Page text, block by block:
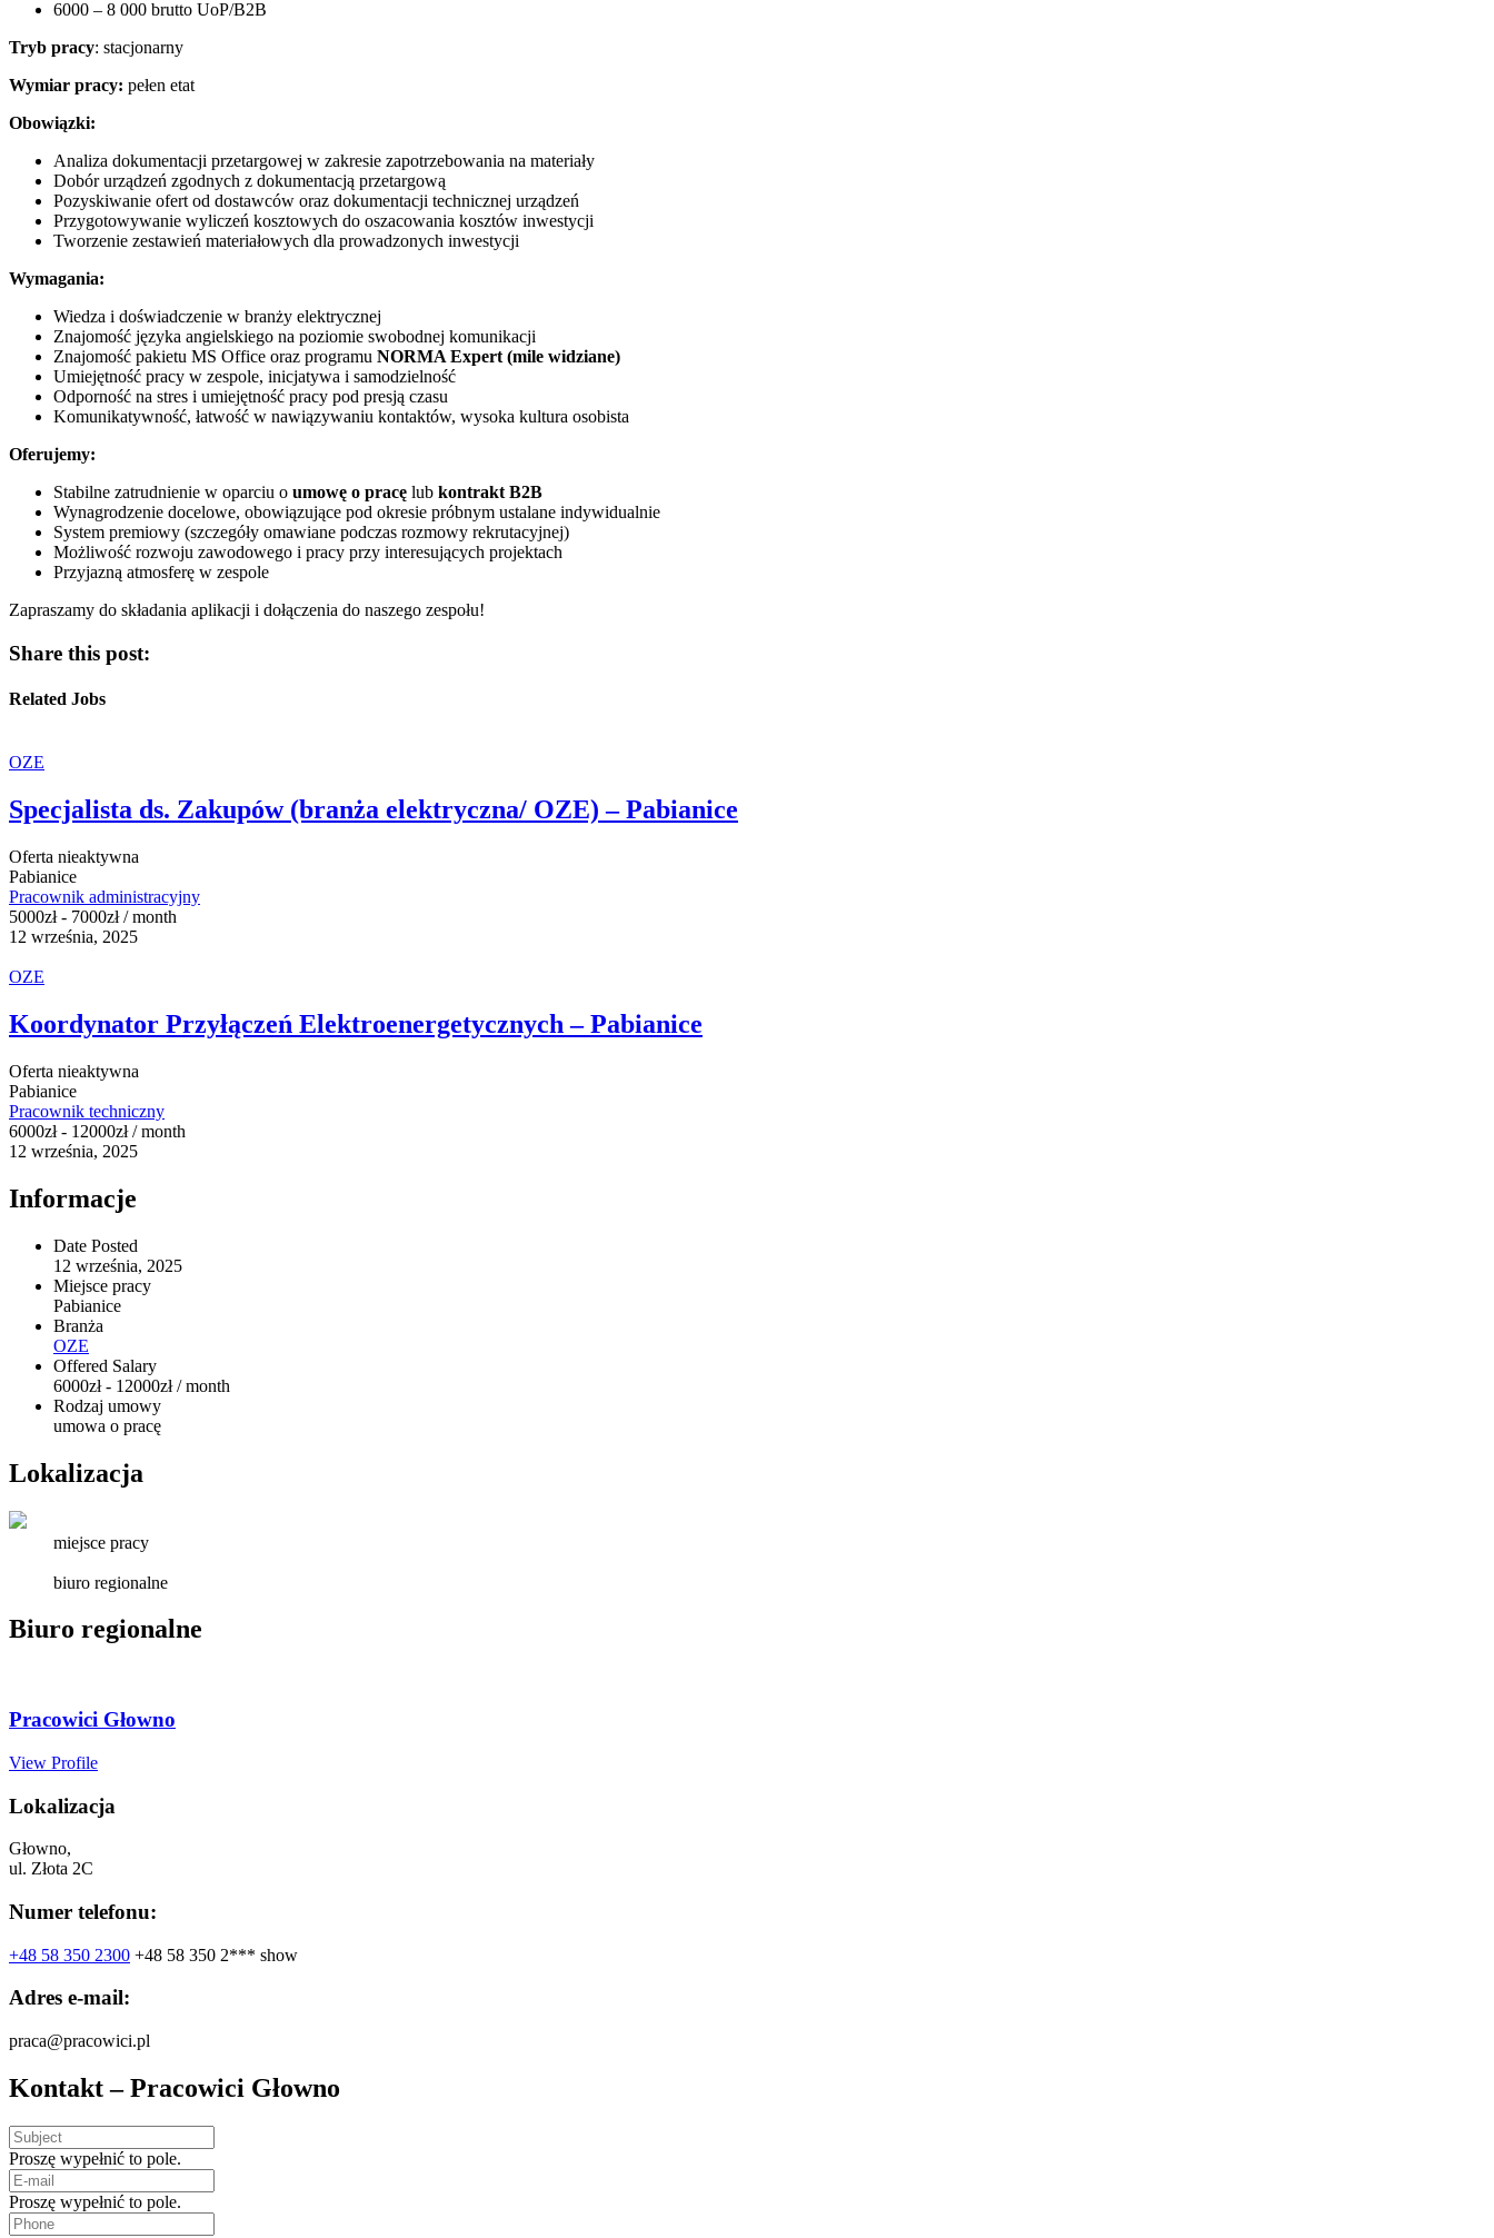
6000 – 8 000 brutto UoP/B2B
Tryb pracy: stacjonarny
Wymiar pracy: pełen etat
Obowiązki:
Analiza dokumentacji przetargowej w zakresie zapotrzebowania na materiały
Dobór urządzeń zgodnych z dokumentacją przetargową
Pozyskiwanie ofert od dostawców oraz dokumentacji technicznej urządzeń
Przygotowywanie wyliczeń kosztowych do oszacowania kosztów inwestycji
Tworzenie zestawień materiałowych dla prowadzonych inwestycji
Wymagania:
Wiedza i doświadczenie w branży elektrycznej
Znajomość języka angielskiego na poziomie swobodnej komunikacji
Znajomość pakietu MS Office oraz programu NORMA Expert (mile widziane)
Umiejętność pracy w zespole, inicjatywa i samodzielność
Odporność na stres i umiejętność pracy pod presją czasu
Komunikatywność, łatwość w nawiązywaniu kontaktów, wysoka kultura osobista
Oferujemy:
Stabilne zatrudnienie w oparciu o umowę o pracę lub kontrakt B2B
Wynagrodzenie docelowe, obowiązujące pod okresie próbnym ustalane indywidualnie
System premiowy (szczegóły omawiane podczas rozmowy rekrutacyjnej)
Możliwość rozwoju zawodowego i pracy przy interesujących projektach
Przyjazną atmosferę w zespole
Zapraszamy do składania aplikacji i dołączenia do naszego zespołu!
Share this post:
Related Jobs
OZE
Specjalista ds. Zakupów (branża elektryczna/ OZE) – Pabianice
Oferta nieaktywna
Pabianice
Pracownik administracyjny
5000zł- 7000zł/ month
12 września, 2025
OZE
Koordynator Przyłączeń Elektroenergetycznych – Pabianice
Oferta nieaktywna
Pabianice
Pracownik techniczny
6000zł- 12000zł/ month
12 września, 2025
Informacje
Date Posted
12 września, 2025
Miejsce pracy
Pabianice
Branża
OZE
Offered Salary
6000zł- 12000zł/ month
Rodzaj umowy
umowa o pracę
Lokalizacja
miejsce pracy
biuro regionalne
Biuro regionalne
Pracowici Głowno
View Profile
Lokalizacja
Głowno,
ul. Złota 2C
Numer telefonu:
+48 58 350 2300 +48 58 350 2*** show
Adres e-mail:
praca@pracowici.pl
Kontakt – Pracowici Głowno
Proszę wypełnić to pole.
Proszę wypełnić to pole.